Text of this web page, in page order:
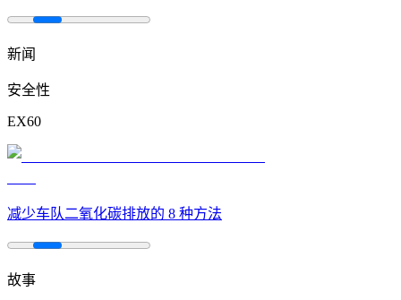
新闻
安全性
EX60
减少车队二氧化碳排放的 8 种方法
故事